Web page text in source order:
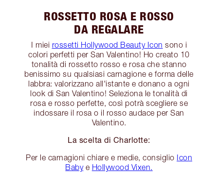
ROSSETTO ROSA E ROSSO
DA REGALARE
I miei rossetti Hollywood Beauty Icon sono i
colori perfetti per San Valentino! Ho creato 10
tonalità di rossetto rosso e rosa che stanno
benissimo su qualsiasi carnagione e forma delle
labbra: valorizzano all'istante e donano a ogni
look di San Valentino! Seleziona le tonalità di
rosa e rosso perfette, così potrà scegliere se
indossare il rosa o il rosso audace per San
Valentino.
La scelta di Charlotte:
Per le carnagioni chiare e medie, consiglio Icon
Babye Hollywood Vixen.